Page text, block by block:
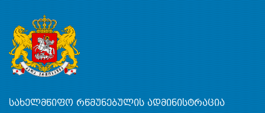
სახელმწიფო რწმუნებულის ადმინისტრაცია